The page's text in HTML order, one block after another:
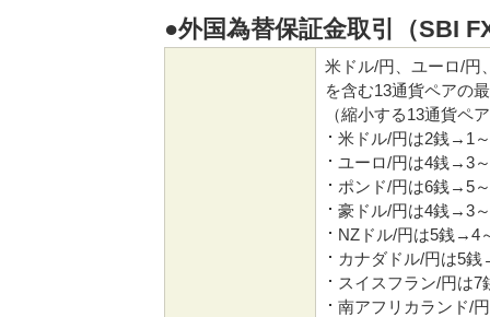
●外国為替保証金取引（SBI
米ドル/円、ユーロ/円
を含む13通貨ペアの
（縮小する13通貨ペ
米ドル/円は2銭→1
ユーロ/円は4銭→3
ポンド/円は6銭→5
豪ドル/円は4銭→3
NZドル/円は5銭→4
カナダドル/円は5
スイスフラン/円は
南アフリカランド/